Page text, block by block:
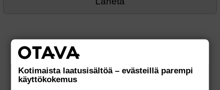
Kotimaista laatusisältöä – evästeillä parempi
käyttökokemus